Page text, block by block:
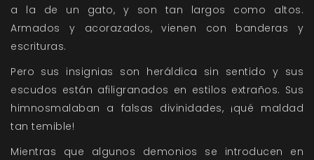
a la de un gato, y son tan largos como altos.
Armados y acorazados, vienen con banderas y
escrituras.
Pero sus insignias son heráldica sin sentido y sus
escudos están afiligranados en estilos extraños. Sus
himnosmalaban a falsas divinidades, ¡qué maldad
tan temible!
Mientras que algunos demonios se introducen en